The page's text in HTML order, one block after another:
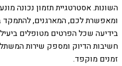
השונות. אסטרטגיית תזמון נכונה
ומאפשרת לכם, המארגנים, להתמקד
בידיעה שכל הפרטים מטופלים
חשיבות הדיוק ומספק שירות
זמנים מוקפד.